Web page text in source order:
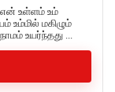
உள்ளம் உம்
உம்மில் மகிழும்
உயர்ந்தது ...